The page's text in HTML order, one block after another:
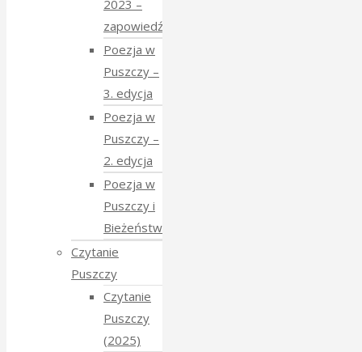
2023 –
zapowiedź
Poezja w
Puszczy –
3. edycja
Poezja w
Puszczy –
2. edycja
Poezja w
Puszczy i
Bieżeństwo
Czytanie
Puszczy
Czytanie
Puszczy
(2025)